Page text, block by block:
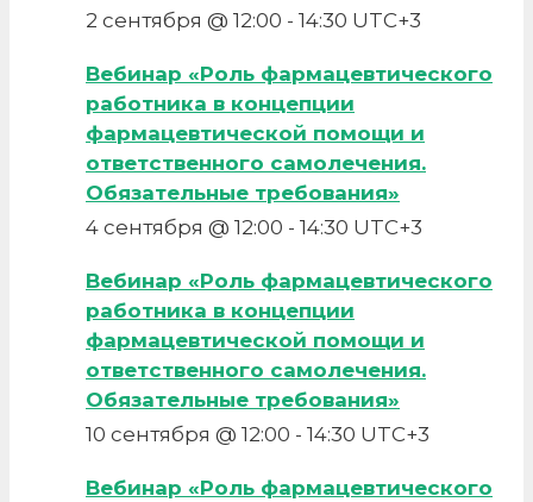
2 сентября @ 12:00 - 14:30 UTC+3
Вебинар «Роль фармацевтического
работника в концепции
фармацевтической помощи и
ответственного самолечения.
Обязательные требования»
4 сентября @ 12:00 - 14:30 UTC+3
Вебинар «Роль фармацевтического
работника в концепции
фармацевтической помощи и
ответственного самолечения.
Обязательные требования»
10 сентября @ 12:00 - 14:30 UTC+3
Вебинар «Роль фармацевтического